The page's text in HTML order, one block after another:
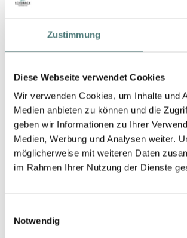
Zustimmung
Diese Webseite verwendet Cookies
Wir verwenden Cookies, um Inhalte und
Medien anbieten zu können und die
geben wir Informationen zu Ihrer
Medien, Werbung und Analysen weiter.
möglicherweise mit weiteren Daten
im Rahmen Ihrer Nutzung der Dienste
Notwendig